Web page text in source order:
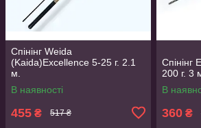
Спінінг Weida
(Kaida)Excellence 5-25 г. 2.1
м.
В наявності
455 ₴ 517 ₴
Спінінг
200 г. 3
В
360 ₴